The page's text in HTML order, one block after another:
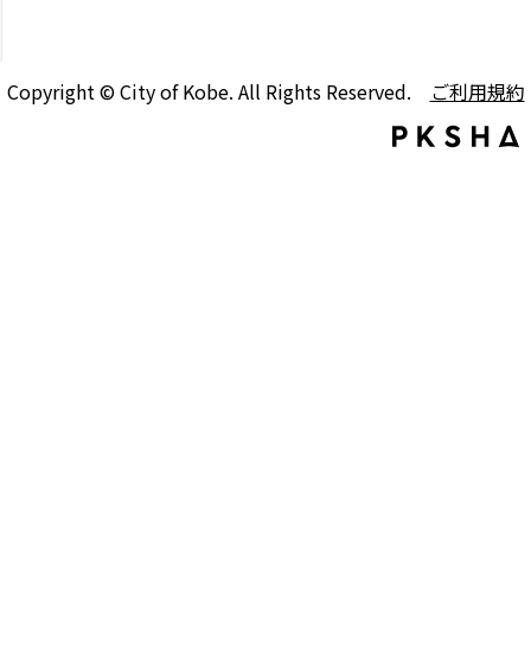
Copyright © City of Kobe. All Rights Reserved. ご利用規約